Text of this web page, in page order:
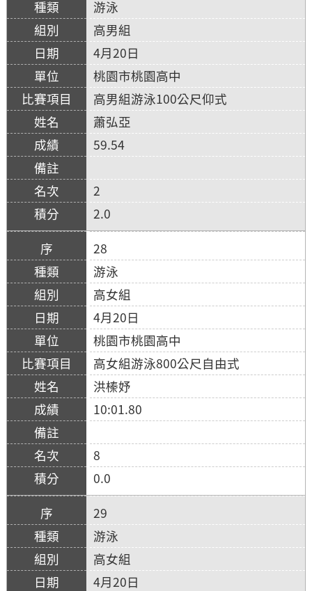
游泳
高男組
4月20日
桃園市桃園高中
高男組游泳100公尺仰式
蕭弘亞
59.54
2
2.0
28
游泳
高女組
4月20日
桃園市桃園高中
高女組游泳800公尺自由式
洪榛妤
10:01.80
8
0.0
29
游泳
高女組
4月20日